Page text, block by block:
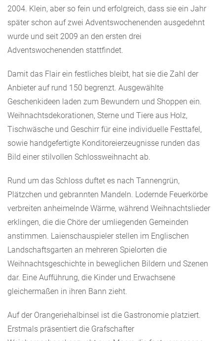
2004. Klein, aber so fein und erfolgreich, dass sie ein Jahr
später schon auf zwei Adventswochenenden ausgedehnt
wurde und seit 2009 an den ersten drei
Adventswochenenden stattfindet.
Damit das Flair ein festliches bleibt, hat sie die Zahl der
Anbieter auf rund 150 begrenzt. Ausgewählte
Geschenkideen laden zum Bewundern und Shoppen ein.
Weihnachtsdekorationen, Sterne und Tiere aus Holz,
Tischwäsche und Geschirr für eine individuelle Festtafel,
sowie handgefertigte Konditoreierzeugnisse runden das
Bild einer stilvollen Schlossweihnacht ab.
Rund um das Schloss duftet es nach Tannengrün,
Plätzchen und gebrannten Mandeln. Lodernde Feuerkörbe
verbreiten anheimelnde Wärme, während Weihnachtslieder
erklingen, die die Chöre der umliegenden Gemeinden
anstimmen. Laienschauspieler stellen im Englischen
Landschaftsgarten an mehreren Spielorten die
Weihnachtsgeschichte in beweglichen Bildern und Szenen
dar. Eine Aufführung, die Kinder und Erwachsene
gleichermaßen in ihren Bann zieht.
Auf der Orangeriehalbinsel ist die Gastronomie platziert.
Erstmals präsentiert die Grafschafter